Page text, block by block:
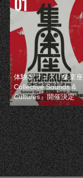
体験型フェス『集楽座
Collective Sounds &
Cultures』開催決定